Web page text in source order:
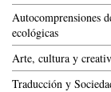
Autocomprensiones
ecológicas
Arte, cultura y
Traducción y